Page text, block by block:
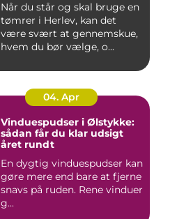
Når du står og skal bruge en
tømrer i Herlev, kan det
være svært at gennemskue,
hvem du bør vælge, o...
04. Apr
Vinduespudser i Ølstykke:
sådan får du klar udsigt
året rundt
En dygtig vinduespudser kan
gøre mere end bare at fjerne
snavs på ruden. Rene vinduer
g...